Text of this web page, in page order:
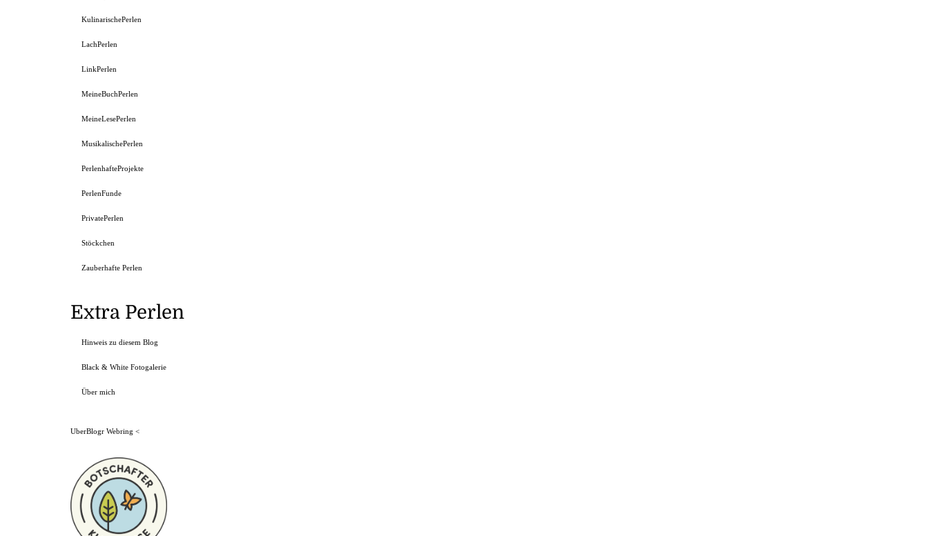
KulinarischePerlen
LachPerlen
LinkPerlen
MeineBuchPerlen
MeineLesePerlen
MusikalischePerlen
PerlenhafteProjekte
PerlenFunde
PrivatePerlen
Stöckchen
Zauberhafte Perlen
Extra Perlen
Hinweis zu diesem Blog
Black & White Fotogalerie
Über mich
UberBlogr Webring <